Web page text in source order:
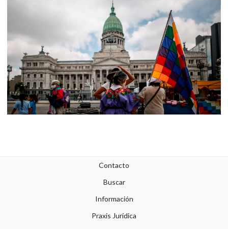
Contacto
Buscar
Información
Praxis Jurídica